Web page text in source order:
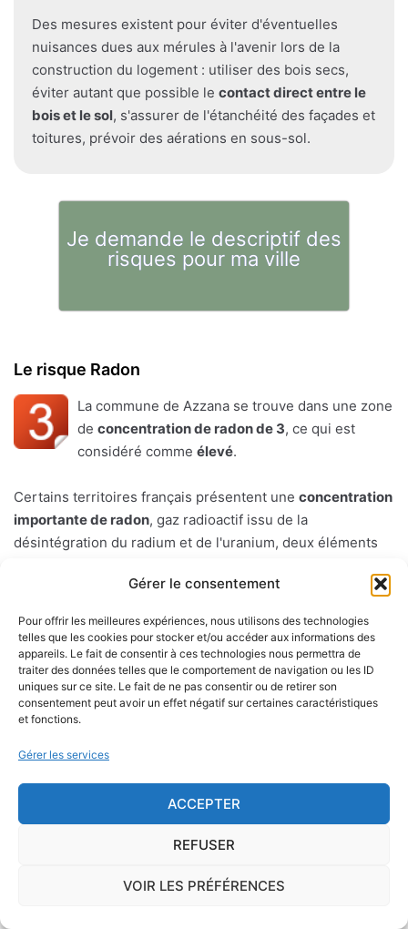
Gérer le consentement
Pour offrir les meilleures expériences, nous utilisons des technologies
telles que les cookies pour stocker et/ou accéder aux informations des
appareils. Le fait de consentir à ces technologies nous permettra de
traiter des données telles que le comportement de navigation ou les ID
uniques sur ce site. Le fait de ne pas consentir ou de retirer son
consentement peut avoir un effet négatif sur certaines caractéristiques
et fonctions.
Gérer les services
ACCEPTER
REFUSER
VOIR LES PRÉFÉRENCES
Des mesures existent pour éviter d'éventuelles
nuisances dues aux mérules à l'avenir lors de la
construction du logement : utiliser des bois secs,
éviter autant que possible le contact direct entre le
bois et le sol, s'assurer de l'étanchéité des façades et
toitures, prévoir des aérations en sous-sol.
Je demande le descriptif des
risques pour ma ville
Le risque Radon
La commune de Azzana se trouve dans une zone
de concentration de radon de 3, ce qui est
considéré comme élevé.
Certains territoires français présentent une concentration
importante de radon, gaz radioactif issu de la
désintégration du radium et de l'uranium, deux éléments
Radioprotection et de Sûreté Nucléaire), à la demande de
français en délimitant trois types de communes de
potentiel 1, 2 ou 3.
Sur le long terme, ce gaz peut favoriser l'apparition du
cancer du poumon.
concentration moindre, dans les matériaux de construction
et l'eau de distribution, le radon peut s'infiltrer à l'intérieur
d'une habitation par le passage des canalisations, les vides